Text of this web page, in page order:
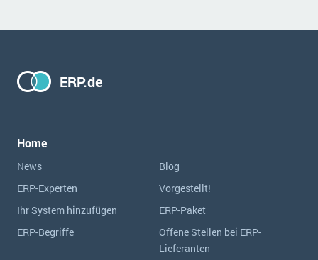
ERP.de
Home
News
Blog
ERP-Experten
Vorgestellt!
Ihr System hinzufügen
ERP-Paket
ERP-Begriffe
Offene Stellen bei ERP-
Lieferanten